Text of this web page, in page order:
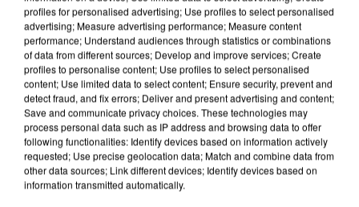
APRÈS TOUTES CES CANICULES, LES REFUGES
DE FAUNE SAUVAGE SONT...
profiles for personalised advertising; Use profiles to select personalised
advertising; Measure advertising performance; Measure content
performance; Understand audiences through statistics or combinations
of data from different sources; Develop and improve services; Create
profiles to personalise content; Use profiles to select personalised
content; Use limited data to select content; Ensure security, prevent and
detect fraud, and fix errors; Deliver and present advertising and content;
Save and communicate privacy choices. These technologies may
process personal data such as IP address and browsing data to offer
following functionalities: Identify devices based on information actively
requested; Use precise geolocation data; Match and combine data from
other data sources; Link different devices; Identify devices based on
information transmitted automatically.